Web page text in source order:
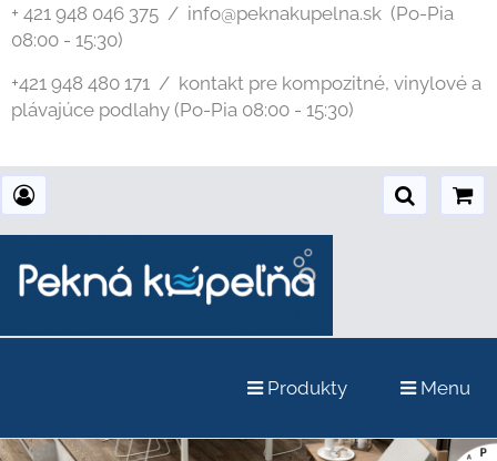
+ 421 948 046 375 / info@peknakupelna.sk (Po-Pia
08:00 - 15:30)
+421 948 480 171 / kontakt pre kompozitné, vinylové a
plávajúce podlahy (Po-Pia 08:00 - 15:30)
Produkty Menu